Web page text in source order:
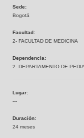
Sede:
Bogotá
Facultad:
2- FACULTAD DE MEDICINA
Dependencia:
2- DEPARTAMENTO DE
Lugar:
---
Duración:
24 meses